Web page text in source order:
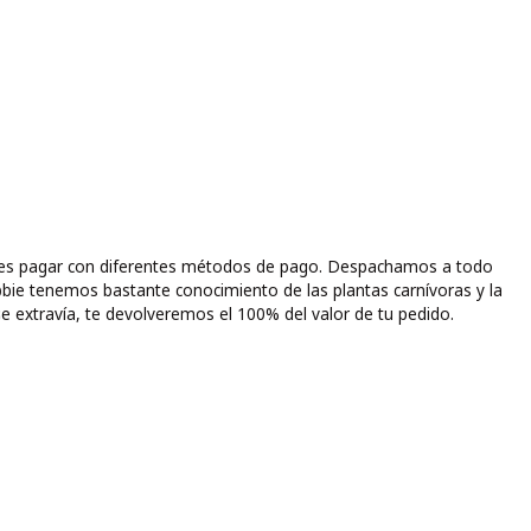
pagar con diferentes métodos de pago. Despachamos a todo
tenemos bastante conocimiento de las plantas carnívoras y la
te devolveremos el 100% del valor de tu pedido.